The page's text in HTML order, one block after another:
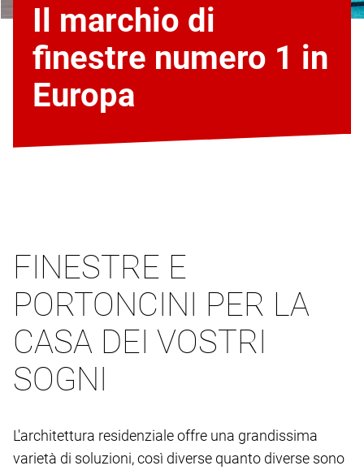
Il marchio di
finestre numero 1 in
Europa
FINESTRE E
PORTONCINI PER LA
CASA DEI VOSTRI
SOGNI
L'architettura residenziale offre una grandissima
varietà di soluzioni, così diverse quanto diverse sono